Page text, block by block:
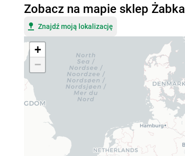
Zobacz na mapie sklep Żabka
Znajdź moją lokalizację
+
−